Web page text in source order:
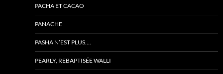
PACHA ET CACAO
PANACHE
PASHA N’EST PLUS….
PEARLY, REBAPTISÉE WALLI